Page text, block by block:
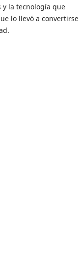
la tecnología que
lo llevó a convertirse